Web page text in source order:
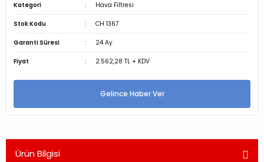
Kategori Hava Filtresi
Stok Kodu CH 1367
Garanti Süresi 24 Ay
Fiyat 2.562,28 TL + KDV
Gelince Haber Ver
Ürün Bilgisi